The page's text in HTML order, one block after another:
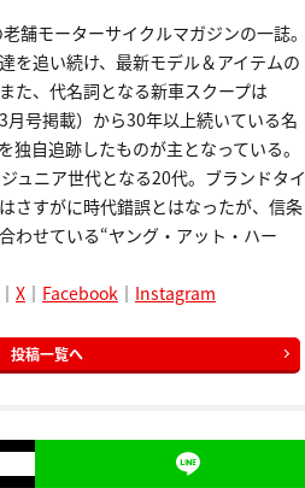
舗モーターサイクルマガジンの一誌。
を追い続け、最新モデル＆アイテムの
た、代名詞となる新車スクープは
号掲載）から30年以上続いている名
独自追跡したものが主となっている。
ュニア世代となる20代。ブランドタイ
さすがに時代錯誤とはなったが、信条
わせている“ヤング・アット・ハー
X｜ Facebook｜ Instagram
投稿一覧へ